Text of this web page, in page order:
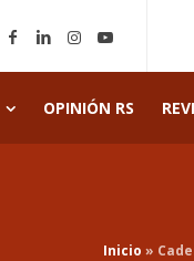
OPINIÓN RS
Inicio »